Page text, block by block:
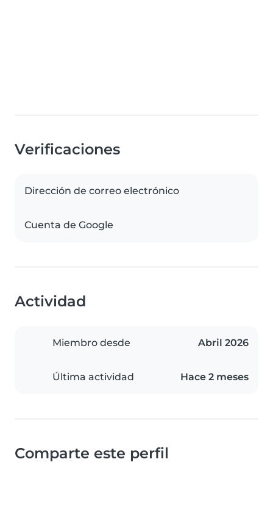
Verificaciones
Dirección de correo electrónico
Cuenta de Google
Actividad
Miembro desde Abril 2026
Última actividad Hace 2 meses
Comparte este perfil